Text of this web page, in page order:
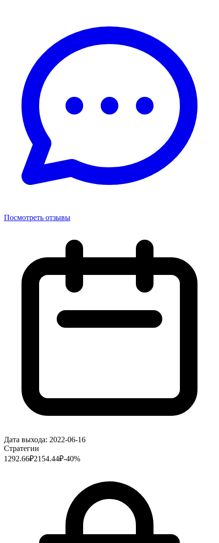
Посмотреть отзывы
Дата выхода: 2022-06-16
Стратегии
1292.66₽2154.44₽-40%